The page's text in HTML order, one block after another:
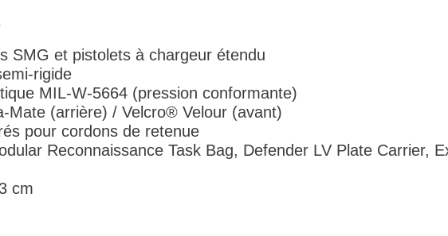
SMG et pistolets à chargeur étendu
rigide
MIL-W-5664 (pression conformante)
Mate (arrière) / Velcro® Velour (avant)
pour cordons de retenue
Reconnaissance Task Bag, Defender LV Plate Carrier,
cm